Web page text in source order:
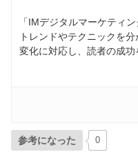
「IMデジタルマーケティ
トレンドやテクニックを
変化に対応し、読者の成
参考になった 0